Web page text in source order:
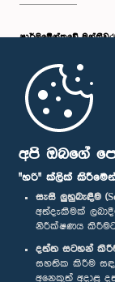
අපි ඔබගේ
"හරි" ක්ලික්
සැසි ලුහුබැඳීම
අත්දැකීමක්
නිරීක්ෂණය කිරීමට
දත්ත සටහන්
සහතික කිරීම
අනෙකුත් අදාළ
පාර්ලි‌මේන්තුවේ
මුල් පිටුව
පාර්ලිමේන්තු ජංගම
අප හා සම්බන්ධ වී